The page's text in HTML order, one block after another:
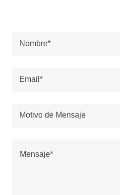
Nombre*
Email*
Motivo de Mensaje